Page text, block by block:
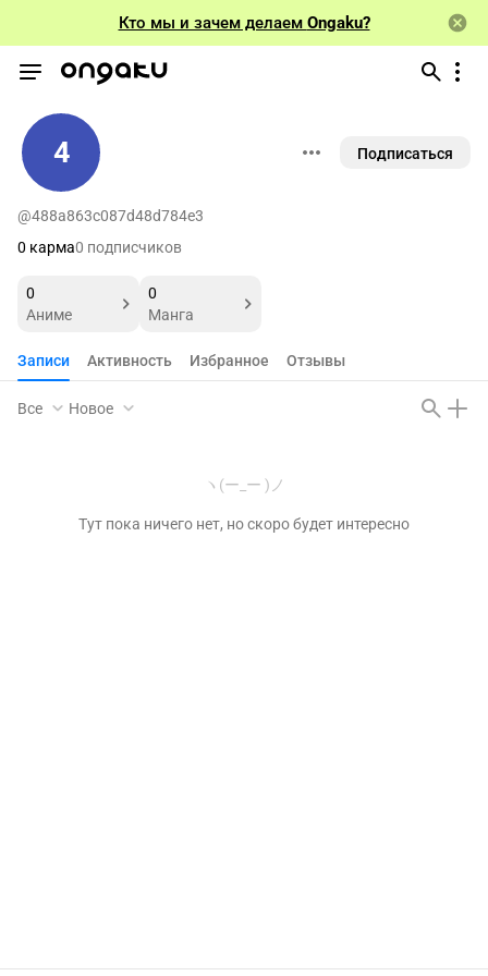
Кто мы и зачем делаем Ongaku?
4 Подписаться
@488a863c087d48d784e3
0 карма0 подписчиков
0
Аниме
0
Манга
Записи Активность Избранное Отзывы
Все Новое
ヽ(ー_ー )ノ
Тут пока ничего нет, но скоро будет интересно